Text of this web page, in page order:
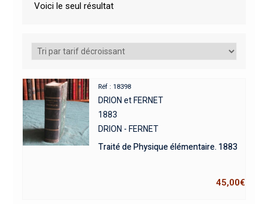
Voici le seul résultat
Réf : 18398
DRION et FERNET
1883
DRION - FERNET
Traité de Physique élémentaire. 1883
45,00€